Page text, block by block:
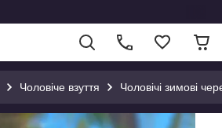
Чоловіче взуття Чоловічі зимові